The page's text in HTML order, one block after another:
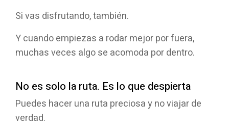
Si vas disfrutando, también.
Y cuando empiezas a rodar mejor por fuera,
muchas veces algo se acomoda por dentro.
No es solo la ruta. Es lo que despierta
Puedes hacer una ruta preciosa y no viajar de
verdad.